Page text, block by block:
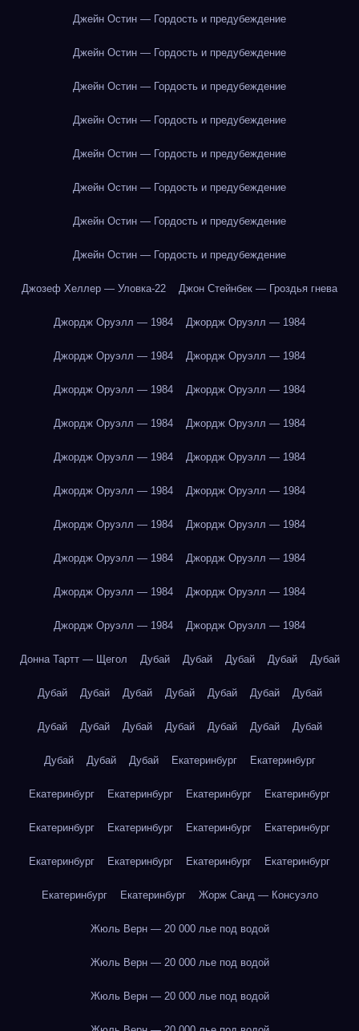
Джейн Остин — Гордость и предубеждение
Джейн Остин — Гордость и предубеждение
Джейн Остин — Гордость и предубеждение
Джейн Остин — Гордость и предубеждение
Джейн Остин — Гордость и предубеждение
Джейн Остин — Гордость и предубеждение
Джейн Остин — Гордость и предубеждение
Джейн Остин — Гордость и предубеждение
Джозеф Хеллер — Уловка-22 Джон Стейнбек — Гроздья гнева
Джордж Оруэлл — 1984 Джордж Оруэлл — 1984
Джордж Оруэлл — 1984 Джордж Оруэлл — 1984
Джордж Оруэлл — 1984 Джордж Оруэлл — 1984
Джордж Оруэлл — 1984 Джордж Оруэлл — 1984
Джордж Оруэлл — 1984 Джордж Оруэлл — 1984
Джордж Оруэлл — 1984 Джордж Оруэлл — 1984
Джордж Оруэлл — 1984 Джордж Оруэлл — 1984
Джордж Оруэлл — 1984 Джордж Оруэлл — 1984
Джордж Оруэлл — 1984 Джордж Оруэлл — 1984
Джордж Оруэлл — 1984 Джордж Оруэлл — 1984
Донна Тартт — Щегол Дубай Дубай Дубай Дубай Дубай
Дубай Дубай Дубай Дубай Дубай Дубай Дубай
Дубай Дубай Дубай Дубай Дубай Дубай Дубай
Дубай Дубай Дубай Екатеринбург Екатеринбург
Екатеринбург Екатеринбург Екатеринбург Екатеринбург
Екатеринбург Екатеринбург Екатеринбург Екатеринбург
Екатеринбург Екатеринбург Екатеринбург Екатеринбург
Екатеринбург Екатеринбург Жорж Санд — Консуэло
Жюль Верн — 20 000 лье под водой
Жюль Верн — 20 000 лье под водой
Жюль Верн — 20 000 лье под водой